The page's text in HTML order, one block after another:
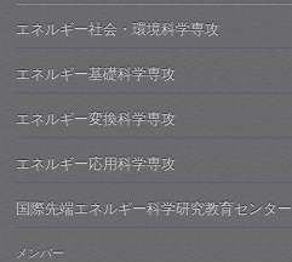
エネルギー社会・環境科学専攻
エネルギー基礎科学専攻
エネルギー変換科学専攻
エネルギー応用科学専攻
国際先端エネルギー科学研究教育センター
メンバー